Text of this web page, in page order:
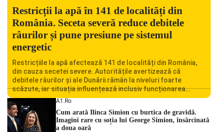
Restricții la apă în 141 de localități din
România. Seceta severă reduce debitele
râurilor și pune presiune pe sistemul
energetic
Restricțiile la apă afectează 141 de localități din România,
din cauza secetei severe. Autoritățile avertizează că
debitele râurilor și ale Dunării rămân la niveluri foarte
scăzute, iar situația influențează inclusiv funcționarea
Centralei Nucleare de la Cernavodă. România se confruntă
cu una dintre cele mai dificile perioade din punct de vedere
hidrologic din ultimii ani. Lipsa […]
A1.ro
Cum arată Ilinca Simion cu burtica de gravidă.
Imagini rare cu soția lui George Simion, însărcinată
a doua oară